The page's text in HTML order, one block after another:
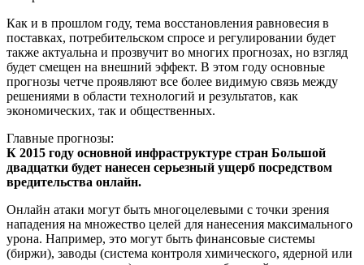
Как и в прошлом году, тема восстановления равновесия в
поставках, потребительском спросе и регулировании будет
также актуальна и прозвучит во многих прогнозах, но взгляд
будет смещен на внешний эффект. В этом году основные
прогнозы четче проявляют все более видимую связь между
решениями в области технологий и результатов, как
экономических, так и общественных.
Главные прогнозы:
К 2015 году основной инфраструктуре стран Большой
двадцатки будет нанесен серьезный ущерб посредством
вредительства онлайн.
Онлайн атаки могут быть многоцелевыми с точки зрения
нападения на множество целей для нанесения максимального
урона. Например, это могут быть финансовые системы
(биржи), заводы (система контроля химического, ядерной или